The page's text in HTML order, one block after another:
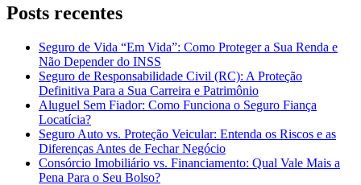
Posts recentes
Seguro de Vida “Em Vida”: Como Proteger a Sua Renda e
Não Depender do INSS
Seguro de Responsabilidade Civil (RC): A Proteção
Definitiva Para a Sua Carreira e Patrimônio
Aluguel Sem Fiador: Como Funciona o Seguro Fiança
Locatícia?
Seguro Auto vs. Proteção Veicular: Entenda os Riscos e as
Diferenças Antes de Fechar Negócio
Consórcio Imobiliário vs. Financiamento: Qual Vale Mais a
Pena Para o Seu Bolso?